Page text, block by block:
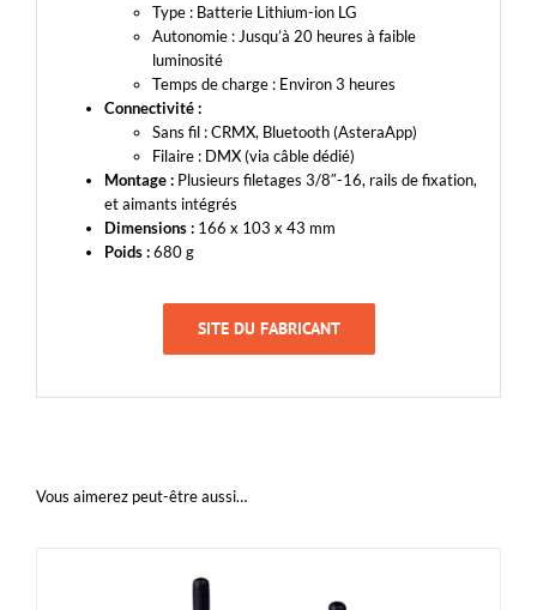
Type : Batterie Lithium-ion LG
Autonomie : Jusqu’à 20 heures à faible
luminosité
Temps de charge : Environ 3 heures
Connectivité :
Sans fil : CRMX, Bluetooth (AsteraApp)
Filaire : DMX (via câble dédié)
Montage :Plusieurs filetages 3/8″-16, rails de fixation,
et aimants intégrés
Dimensions :166 x 103 x 43 mm
Poids :680 g
SITE DU FABRICANT
Vous aimerez peut-être aussi…